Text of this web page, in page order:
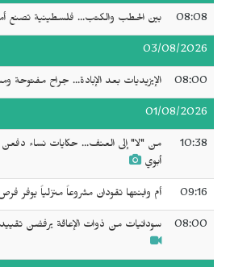
08:08 بين الحطب والكتب... فلسطينية تصنع
03/08/2026
08:00 الإيزيديات بعد الإبادة... جراح مفتوحة
01/08/2026
10:38
من "لا" إلى العنف... حكايات نساء
أبوي
09:16 أم وابنتها تقودان مشروعاً منزلياً يوفر
08:00 سودانيات من ذوات الإعاقة يرفضن